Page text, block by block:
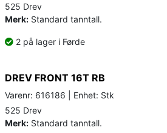
525 Drev
Merk: Standard tanntall.
2 på lager i Førde
DREV FRONT 16T RB
Varenr: 616186 | Enhet: Stk
525 Drev
Merk: Standard tanntall.